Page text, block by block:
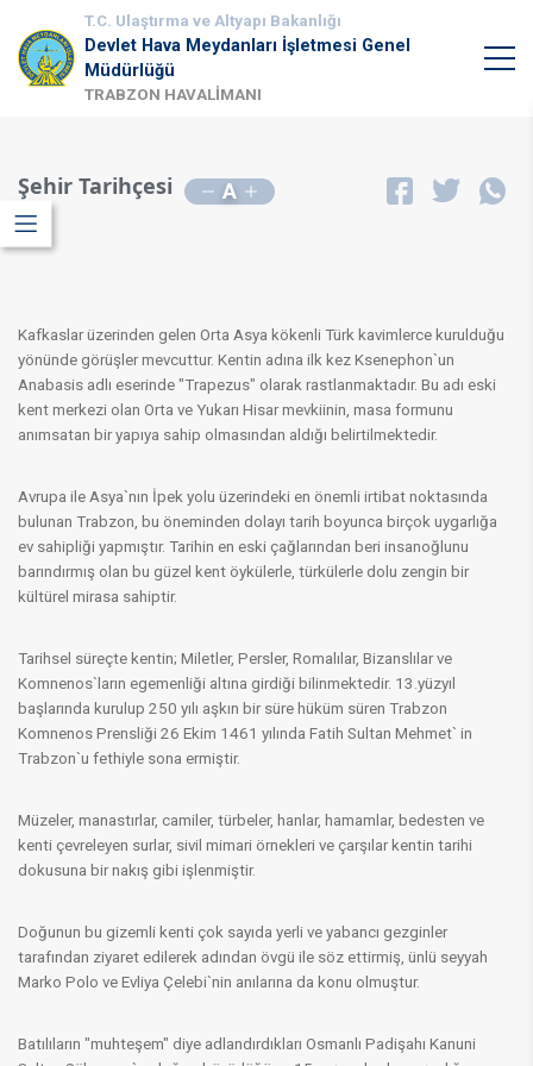
T.C. Ulaştırma ve Altyapı Bakanlığı
Devlet Hava Meydanları İşletmesi Genel
Müdürlüğü
TRABZON HAVALİMANI
Şehir Tarihçesi A
Kafkaslar üzerinden gelen Orta Asya kökenli Türk kavimlerce kurulduğu
yönünde görüşler mevcuttur. Kentin adına ilk kez Ksenephon`un
Anabasis adlı eserinde "Trapezus" olarak rastlanmaktadır. Bu adı eski
kent merkezi olan Orta ve Yukarı Hisar mevkiinin, masa formunu
anımsatan bir yapıya sahip olmasından aldığı belirtilmektedir.
Avrupa ile Asya`nın İpek yolu üzerindeki en önemli irtibat noktasında
bulunan Trabzon, bu öneminden dolayı tarih boyunca birçok uygarlığa
ev sahipliği yapmıştır. Tarihin en eski çağlarından beri insanoğlunu
barındırmış olan bu güzel kent öykülerle, türkülerle dolu zengin bir
kültürel mirasa sahiptir.
Tarihsel süreçte kentin; Miletler, Persler, Romalılar, Bizanslılar ve
Komnenos`ların egemenliği altına girdiği bilinmektedir. 13.yüzyıl
başlarında kurulup 250 yılı aşkın bir süre hüküm süren Trabzon
Komnenos Prensliği 26 Ekim 1461 yılında Fatih Sultan Mehmet` in
Trabzon`u fethiyle sona ermiştir.
Müzeler, manastırlar, camiler, türbeler, hanlar, hamamlar, bedesten ve
kenti çevreleyen surlar, sivil mimari örnekleri ve çarşılar kentin tarihi
dokusuna bir nakış gibi işlenmiştir.
Doğunun bu gizemli kenti çok sayıda yerli ve yabancı gezginler
tarafından ziyaret edilerek adından övgü ile söz ettirmiş, ünlü seyyah
Marko Polo ve Evliya Çelebi`nin anılarına da konu olmuştur.
Batılıların "muhteşem" diye adlandırdıkları Osmanlı Padişahı Kanuni